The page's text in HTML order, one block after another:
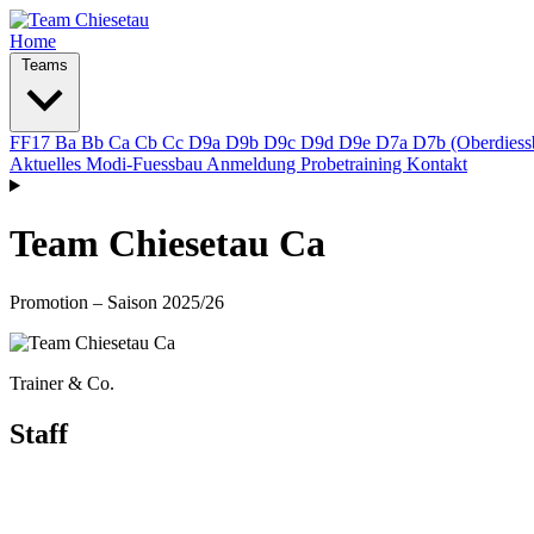
Home
Teams
FF17 Ba Bb Ca Cb Cc D9a D9b D9c D9d D9e D7a D7b
Aktuelles Modi-Fuessbau Anmeldung Probetraining Kontakt
Team Chiesetau Ca
Promotion – Saison 2025/26
Trainer & Co.
Staff